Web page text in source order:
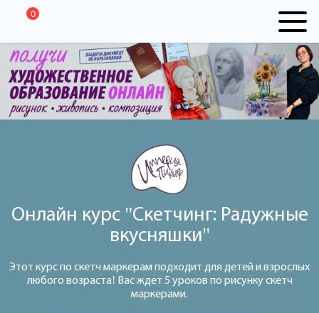
0
Онлайн курс "Скетчинг: Радужные
вкусняшки"
Этот курс по скетч маркерам подходит для детей и взрослых
любого возраста! Вас ждет 5 уроков по рисунку скетч
маркерами.